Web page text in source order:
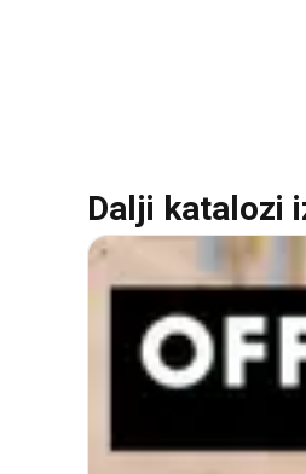
Dalji katalozi